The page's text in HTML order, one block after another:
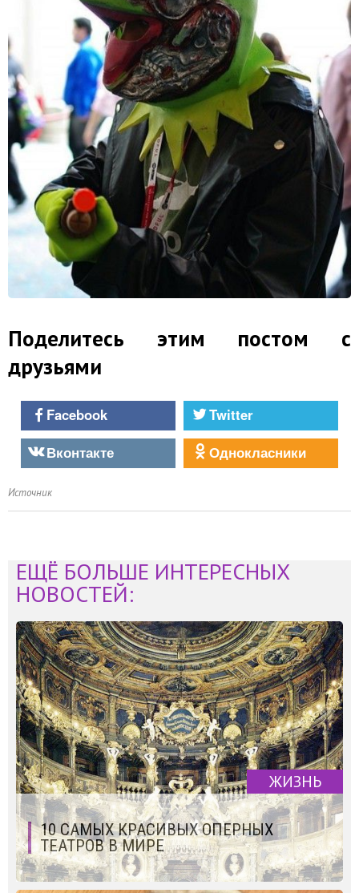
Поделитесь этим постом с
друзьями
Facebook
Twitter
Вконтакте
Однокласники
Источник
ЕЩЁ БОЛЬШЕ ИНТЕРЕСНЫХ
НОВОСТЕЙ:
ЖИЗНЬ
10 САМЫХ КРАСИВЫХ ОПЕРНЫХ
ТЕАТРОВ В МИРЕ